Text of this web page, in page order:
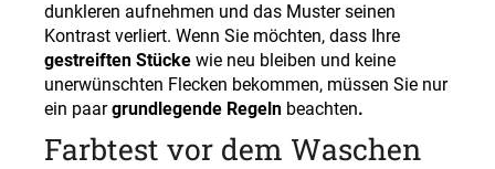
dunkleren aufnehmen und das Muster seinen
Kontrast verliert. Wenn Sie möchten, dass Ihre
gestreiften Stücke wie neu bleiben und keine
unerwünschten Flecken bekommen, müssen Sie nur
ein paargrundlegende Regeln beachten.
Farbtest vor dem Waschen